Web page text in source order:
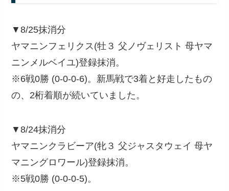
▼8/25抹消分
ヤマニンフェリクス(牡３ 父ノヴェリスト 母ヤマ
ニンメルベイユ)登録抹消。
※6戦0勝 (0-0-0-6)。新馬戦で3着と好走したもの
の、2桁着順が続いていました。
▼8/24抹消分
ヤマニンクラビーア(牝３ 父ジャスタウェイ 母ヤ
マニングロワール)登録抹消。
※5戦0勝 (0-0-0-5)。